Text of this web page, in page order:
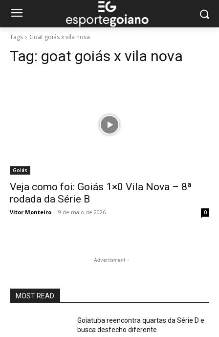
Tags Goat goiás x vila nova
Tag: goat goiás x vila nova
Goiás
Veja como foi: Goiás 1×0 Vila Nova – 8ª
rodada da Série B
Vitor Monteiro - 9 de maio de 2026 0
- Advertisment -
MOST READ
Goiatuba reencontra quartas da Série D e
busca desfecho diferente